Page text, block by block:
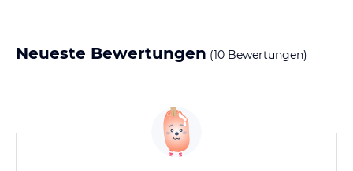
Neueste Bewertungen (10 Bewertungen)